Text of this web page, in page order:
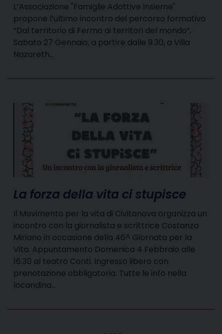
L’Associazione "Famiglie Adottive Insieme"
propone l’ultimo incontro del percorso formativo
“Dal territorio di Fermo ai territori del mondo”,
Sabato 27 Gennaio, a partire dalle 9.30, a Villa
Nazareth…
La forza della vita ci stupisce
Il Movimento per la vita di Civitanova organizza un
incontro con la giornalista e scrittrice Costanza
Miriano in occasione della 46^ Giornata per la
Vita. Appuntamento Domenica 4 Febbraio alle
16.30 al teatro Conti. Ingresso libero con
prenotazione obbligatoria. Tutte le info nella
locandina…